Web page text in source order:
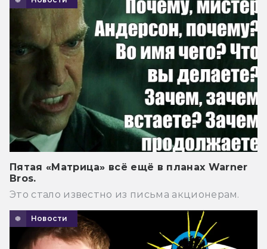
Пятая «Матрица» всё ещё в планах Warner
Bros.
Это стало известно из письма акционерам.
Новости